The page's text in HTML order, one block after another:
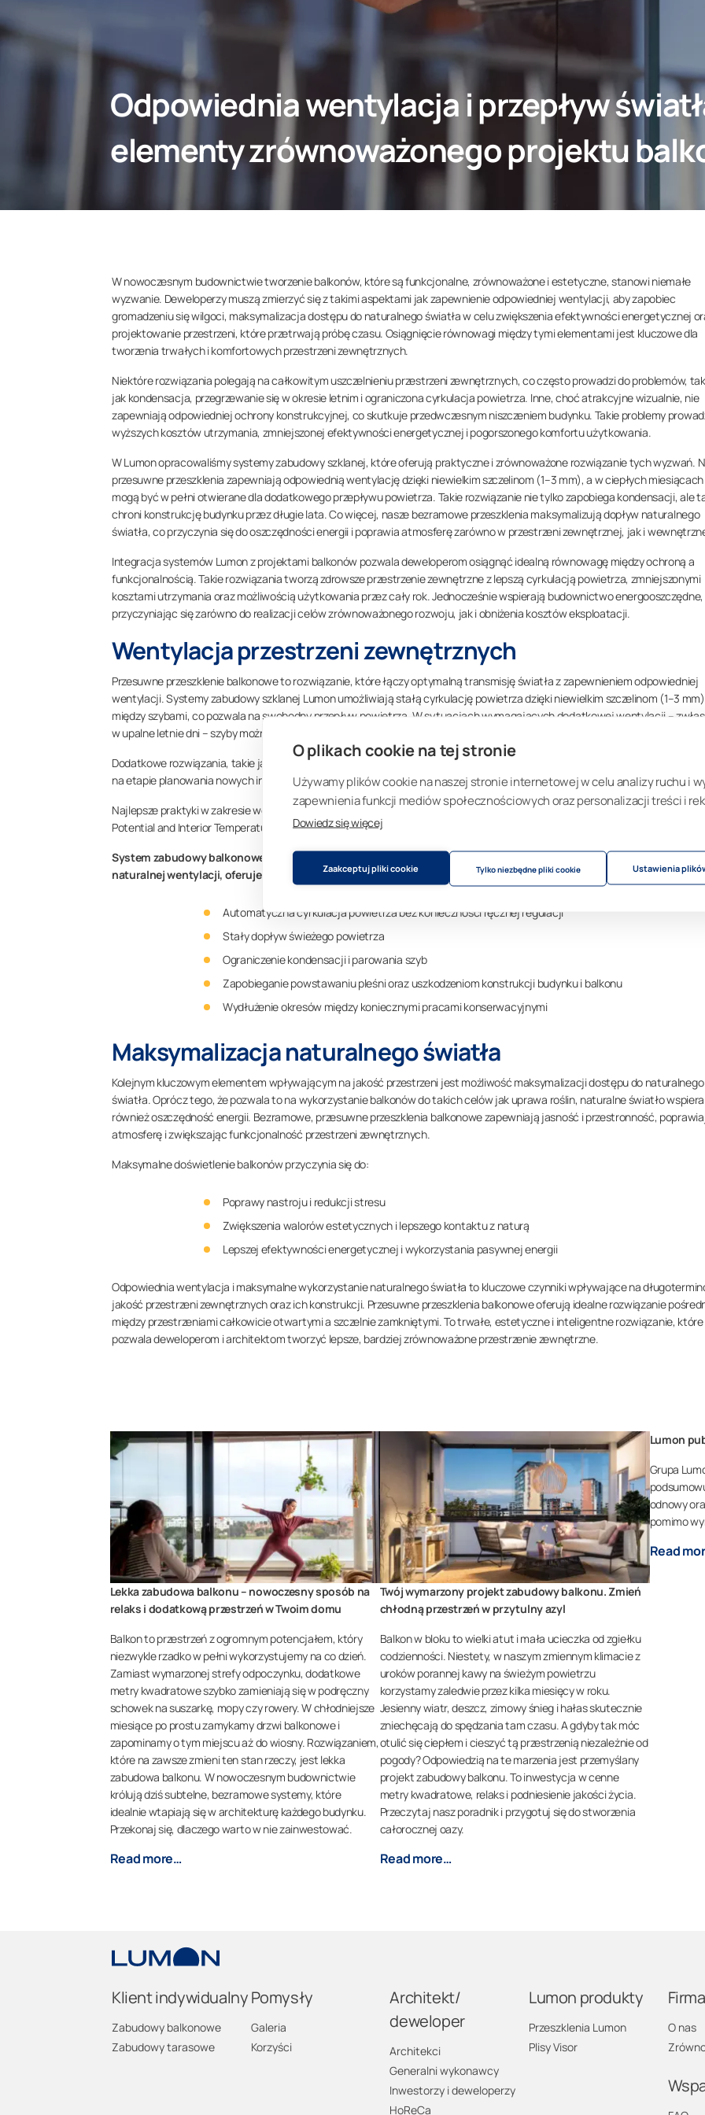
O plikach cookie na tej stronie
Używamy plików cookie na naszej stronie internetowej w celu analizy ruchu i
zapewnienia funkcji mediów społecznościowych oraz personalizacji treści i
Dowiedz się więcej
Zaakceptuj pliki cookie Tylko niezbędne pliki cookie Ustawienia
Odpowiednia wentylacja i przepływ
elementy zrównoważonego projektu
W nowoczesnym budownictwie tworzenie balkonów, które są funkcjonalne, zrównoważone i estetyczne, stanowi niemałe
wyzwanie. Deweloperzy muszą zmierzyć się z takimi aspektami jak zapewnienie odpowiedniej wentylacji, aby zapobiec
gromadzeniu się wilgoci, maksymalizacja dostępu do naturalnego światła w celu zwiększenia efektywności energetycznej
projektowanie przestrzeni, które przetrwają próbę czasu. Osiągnięcie równowagi między tymi elementami jest kluczowe dla
tworzenia trwałych i komfortowych przestrzeni zewnętrznych.
Niektóre rozwiązania polegają na całkowitym uszczelnieniu przestrzeni zewnętrznych, co często prowadzi do problemów,
jak kondensacja, przegrzewanie się w okresie letnim i ograniczona cyrkulacja powietrza. Inne, choć atrakcyjne wizualnie, nie
zapewniają odpowiedniej ochrony konstrukcyjnej, co skutkuje przedwczesnym niszczeniem budynku. Takie problemy
wyższych kosztów utrzymania, zmniejszonej efektywności energetycznej i pogorszonego komfortu użytkowania.
W Lumon opracowaliśmy systemy zabudowy szklanej, które oferują praktyczne i zrównoważone rozwiązanie tych wyzwań.
przesuwne przeszklenia zapewniają odpowiednią wentylację dzięki niewielkim szczelinom (1–3 mm), a w ciepłych miesiącach
mogą być w pełni otwierane dla dodatkowego przepływu powietrza. Takie rozwiązanie nie tylko zapobiega kondensacji, ale
chroni konstrukcję budynku przez długie lata. Co więcej, nasze bezramowe przeszklenia maksymalizują dopływ naturalnego
światła, co przyczynia się do oszczędności energii i poprawia atmosferę zarówno w przestrzeni zewnętrznej, jak i
Integracja systemów Lumon z projektami balkonów pozwala deweloperom osiągnąć idealną równowagę między ochroną a
funkcjonalnością. Takie rozwiązania tworzą zdrowsze przestrzenie zewnętrzne z lepszą cyrkulacją powietrza, zmniejszonymi
kosztami utrzymania oraz możliwością użytkowania przez cały rok. Jednocześnie wspierają budownictwo energooszczędne,
przyczyniając się zarówno do realizacji celów zrównoważonego rozwoju, jak i obniżenia kosztów eksploatacji.
Wentylacja przestrzeni zewnętrznych
Przesuwne przeszklenie balkonowe to rozwiązanie, które łączy optymalną transmisję światła z zapewnieniem odpowiedniej
wentylacji. Systemy zabudowy szklanej Lumon umożliwiają stałą cyrkulację powietrza dzięki niewielkim szczelinom (1–3 mm)
między szybami, co pozwala na swobodny przepływ powietrza. W sytuacjach wymagających dodatkowej wentylacji –
w upalne letnie dni – szyby można łatwo przesunąć i zablokować w otwartej pozycji.
Dodatkowe rozwiązania, takie jak rolety Visor Blinds, pomagają regulować dopływ ciepła i światła, dlatego warto uwzględnić
na etapie planowania nowych inwestycji lub projektów renowacyjnych.
Najlepsze praktyki w zakresie wentylacji zostały szczegółowo opisane w pracy doktorskiej dr. Kimmo Hilliaho „Energy Saving
Potential and Interior Temperatures of Glazed Spaces”:hilliaho_1480.pdf
System zabudowy balkonowej, który nie dopuszcza nadmiernych przeciągów, ale jednocześnie nie blokuje
naturalnej wentylacji, oferuje wiele korzyści:
Automatyczna cyrkulacja powietrza bez konieczności ręcznej regulacji
Stały dopływ świeżego powietrza
Ograniczenie kondensacji i parowania szyb
Zapobieganie powstawaniu pleśni oraz uszkodzeniom konstrukcji budynku i balkonu
Wydłużenie okresów między koniecznymi pracami konserwacyjnymi
Maksymalizacja naturalnego światła
Kolejnym kluczowym elementem wpływającym na jakość przestrzeni jest możliwość maksymalizacji dostępu do naturalnego
światła. Oprócz tego, że pozwala to na wykorzystanie balkonów do takich celów jak uprawa roślin, naturalne światło wspiera
również oszczędność energii. Bezramowe, przesuwne przeszklenia balkonowe zapewniają jasność i przestronność,
atmosferę i zwiększając funkcjonalność przestrzeni zewnętrznych.
Maksymalne doświetlenie balkonów przyczynia się do:
Poprawy nastroju i redukcji stresu
Zwiększenia walorów estetycznych i lepszego kontaktu z naturą
Lepszej efektywności energetycznej i wykorzystania pasywnej energii
Odpowiednia wentylacja i maksymalne wykorzystanie naturalnego światła to kluczowe czynniki wpływające na
jakość przestrzeni zewnętrznych oraz ich konstrukcji. Przesuwne przeszklenia balkonowe oferują idealne rozwiązanie
między przestrzeniami całkowicie otwartymi a szczelnie zamkniętymi. To trwałe, estetyczne i inteligentne rozwiązanie, które
pozwala deweloperom i architektom tworzyć lepsze, bardziej zrównoważone przestrzenie zewnętrzne.
Lekka zabudowa balkonu – nowoczesny sposób na
relaks i dodatkową przestrzeń w Twoim domu
Balkon to przestrzeń z ogromnym potencjałem, który
niezwykle rzadko w pełni wykorzystujemy na co dzień.
Zamiast wymarzonej strefy odpoczynku, dodatkowe
metry kwadratowe szybko zamieniają się w podręczny
schowek na suszarkę, mopy czy rowery. W chłodniejsze
miesiące po prostu zamykamy drzwi balkonowe i
zapominamy o tym miejscu aż do wiosny. Rozwiązaniem,
które na zawsze zmieni ten stan rzeczy, jest lekka
zabudowa balkonu. W nowoczesnym budownictwie
królują dziś subtelne, bezramowe systemy, które
idealnie wtapiają się w architekturę każdego budynku.
Przekonaj się, dlaczego warto w nie zainwestować.
Read more…
Twój wymarzony projekt zabudowy balkonu. Zmień
chłodną przestrzeń w przytulny azyl
Balkon w bloku to wielki atut i mała ucieczka od zgiełku
codzienności. Niestety, w naszym zmiennym klimacie z
uroków porannej kawy na świeżym powietrzu
korzystamy zaledwie przez kilka miesięcy w roku.
Jesienny wiatr, deszcz, zimowy śnieg i hałas skutecznie
zniechęcają do spędzania tam czasu. A gdyby tak móc
otulić się ciepłem i cieszyć tą przestrzenią niezależnie od
pogody? Odpowiedzią na te marzenia jest przemyślany
projekt zabudowy balkonu. To inwestycja w cenne
metry kwadratowe, relaks i podniesienie jakości życia.
Przeczytaj nasz poradnik i przygotuj się do stworzenia
całorocznej oazy.
Read more…
Lumon
Grupa
odnowy
pomimo
Read
Klient indywidualny
Zabudowy balkonowe
Zabudowy tarasowe
Pomysły
Galeria
Korzyści
Architekt/
deweloper
Architekci
Generalni wykonawcy
Inwestorzy i deweloperzy
HoReCa
Lumon produkty
Przeszklenia Lumon
Plisy Visor
Firma
O nas